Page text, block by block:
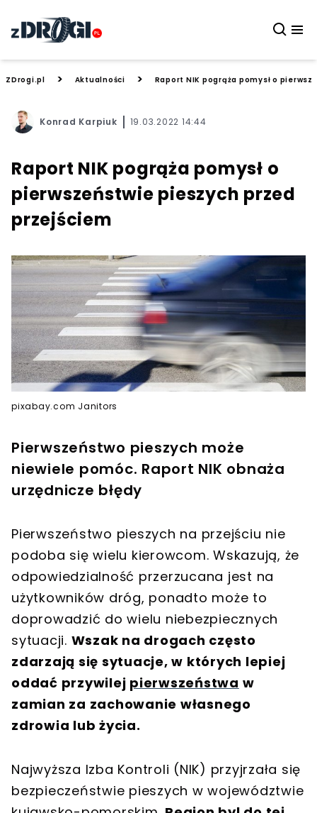
ZDrogi.pl > Aktualności > Raport NIK pogrąża pomysł o
Konrad Karpiuk 19.03.2022 14:44
Raport NIK pogrąża pomysł o
pierwszeństwie pieszych przed
przejściem
pixabay.com Janitors
Pierwszeństwo pieszych może
niewiele pomóc. Raport NIK obnaża
urzędnicze błędy
Pierwszeństwo pieszych na przejściu nie
podoba się wielu kierowcom. Wskazują, że
odpowiedzialność przerzucana jest na
użytkowników dróg, ponadto może to
doprowadzić do wielu niebezpiecznych
sytuacji. Wszak na drogach często
zdarzają się sytuacje, w których lepiej
oddać przywilej pierwszeństwa w
zamian za zachowanie własnego
zdrowia lub życia.
Najwyższa Izba Kontroli (NIK) przyjrzała się
bezpieczeństwie pieszych w województwie